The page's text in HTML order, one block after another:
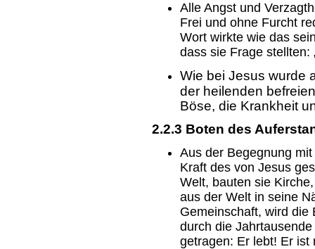
Alle Angst und
Frei und ohne Furcht
Wort wirkte wie das
dass sie Frage stellten:
Wie bei Jesus wurde
der heilenden
Böse, die Krankheit
2.2.3 Boten des
Aus der Begegnung
Kraft des von Jesus
Welt, bauten sie
aus der Welt in seine
Gemeinschaft, wird die
durch die
getragen: Er lebt! Er ist